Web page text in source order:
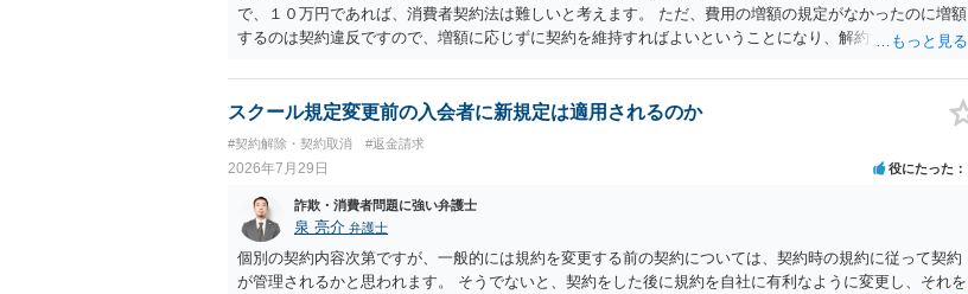
で、１０万円であれば、消費者契約法は難しいと考えます。 ただ、費用の増額の規定がなかったのに増額
するのは契約違反ですので、増額に応じずに契約を維持すればよいということになり、解約するのは理由
スクール規定変更前の入会者に新規定は適用されるのか
#契約解除・契約取消 #返金請求
2026年7月29日 役にたった
詐欺・消費者問題に強い弁護士
泉 亮介 弁護士
個別の契約内容次第ですが、一般的には規約を変更する前の契約については、契約時の規約に従って契約
が管理されるかと思われます。 そうでないと、契約をした後に規約を自社に有利なように変更し、それを